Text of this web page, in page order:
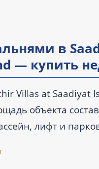
в
— купить
Villas at
объекта
лифт и